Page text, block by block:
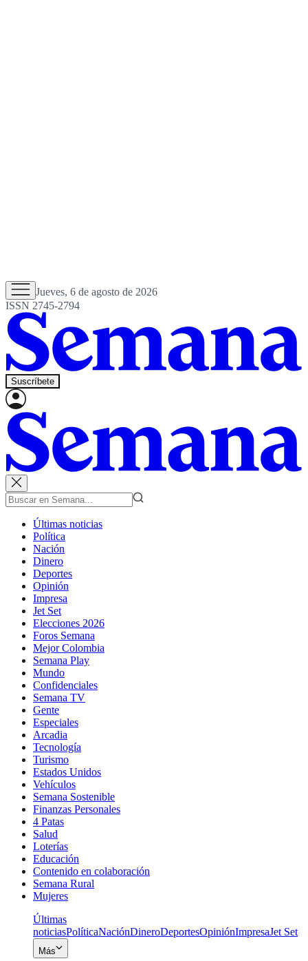
Jueves, 6 de agosto de 2026
ISSN 2745-2794
Suscríbete
Últimas noticias
Política
Nación
Dinero
Deportes
Opinión
Impresa
Jet Set
Elecciones 2026
Foros Semana
Mejor Colombia
Semana Play
Mundo
Confidenciales
Semana TV
Gente
Especiales
Arcadia
Tecnología
Turismo
Estados Unidos
Vehículos
Semana Sostenible
Finanzas Personales
4 Patas
Salud
Loterías
Educación
Contenido en colaboración
Semana Rural
Mujeres
Últimas
noticiasPolíticaNaciónDineroDeportesOpiniónImpresaJet Set
Más